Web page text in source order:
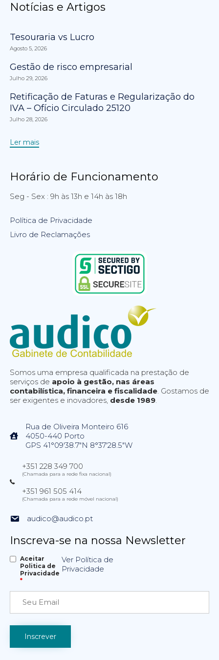
Notícias e Artigos
Tesouraria vs Lucro
Agosto 5, 2026
Gestão de risco empresarial
Julho 29, 2026
Retificação de Faturas e Regularização do
IVA – Ofício Circulado 25120
Julho 28, 2026
Ler mais
Horário de Funcionamento
Seg - Sex : 9h às 13h e 14h às 18h
Política de Privacidade
Livro de Reclamações
Somos uma empresa qualificada na prestação de
serviços de apoio à gestão, nas áreas
contabilística, financeira e fiscalidade. Gostamos de
ser exigentes e inovadores, desde 1989.
Rua de Oliveira Monteiro 616
4050-440 Porto
GPS 41°09'38.7"N 8°37'28.5"W
+351 228 349 700
(Chamada para a rede fixa nacional)
+351 961 505 414
(Chamada para a rede móvel nacional)
audico@audico.pt
Inscreva-se na nossa Newsletter
Aceitar
Politica de
Privacidade
*
Ver Política de
Privacidade